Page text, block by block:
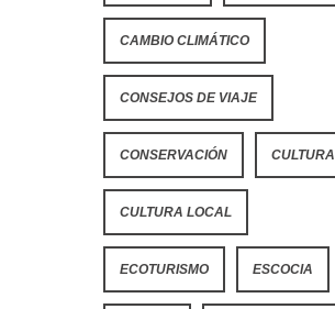
CAMBIO CLIMÁTICO
CONSEJOS DE VIAJE
CONSERVACIÓN CULTURA
CULTURA LOCAL
ECOTURISMO ESCOCIA